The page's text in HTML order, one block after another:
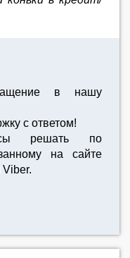
в нашу
с ответом!
решать по
на сайте